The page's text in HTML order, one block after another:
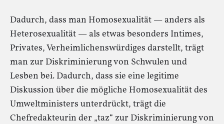
Dadurch, dass man Homosexualität — anders als
Heterosexualität — als etwas besonders Intimes,
Privates, Verheimlichenswürdiges darstellt, trägt
man zur Diskriminierung von Schwulen und
Lesben bei. Dadurch, dass sie eine legitime
Diskussion über die mögliche Homosexualität des
Umweltministers unterdrückt, trägt die
Chefredakteurin der „taz“ zur Diskriminierung von